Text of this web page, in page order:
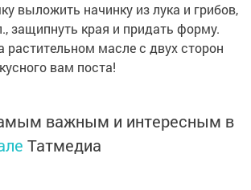
выложить начинку из лука и грибов,
защипнуть края и придать форму.
масле с двух сторон
вам поста!
важным и интересным в
Татмедиа